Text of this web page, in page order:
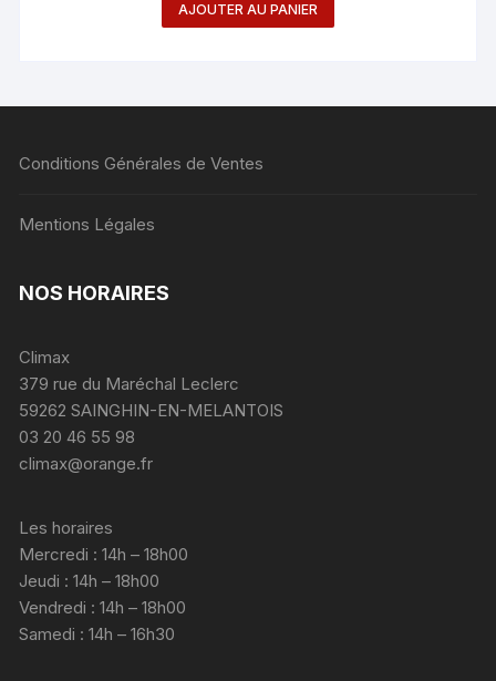
AJOUTER AU PANIER
Conditions Générales de Ventes
Mentions Légales
NOS HORAIRES
Climax
379 rue du Maréchal Leclerc
59262 SAINGHIN-EN-MELANTOIS
03 20 46 55 98
climax@orange.fr
Les horaires
Mercredi : 14h – 18h00
Jeudi : 14h – 18h00
Vendredi : 14h – 18h00
Samedi : 14h – 16h30